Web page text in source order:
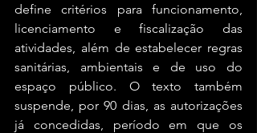
define critérios para funcionamento,
licenciamento e fiscalização das
atividades, além de estabelecer regras
sanitárias, ambientais e de uso do
espaço público. O texto também
suspende, por 90 dias, as autorizações
já concedidas, período em que os